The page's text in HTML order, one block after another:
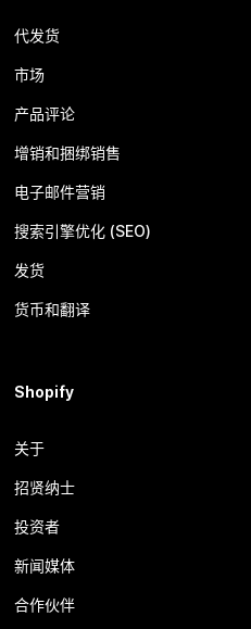
代发货
市场
产品评论
增销和捆绑销售
电子邮件营销
搜索引擎优化 (SEO)
发货
货币和翻译
Shopify
关于
招贤纳士
投资者
新闻媒体
合作伙伴